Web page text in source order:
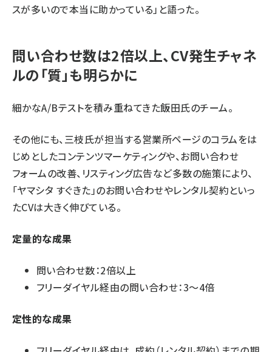
スが多いので本当に助かっている」と語った。
問い合わせ数は2倍以上、CV発生チャネ
ルの「質」も明らかに
細かなA/Bテストを積み重ねてきた飯田氏のチーム。
その他にも、三枝氏が担当する営業所ページのコラムをは
じめとしたコンテンツマーケティングや、お問い合わせ
フォームの改善、リスティング広告など多数の施策により、
「ヤマシタ すぐきた」のお問い合わせやレンタル契約といっ
たCVは大きく伸びている。
定量的な成果
問い合わせ数：2倍以上
フリーダイヤル経由の問い合わせ：3〜4倍
定性的な成果